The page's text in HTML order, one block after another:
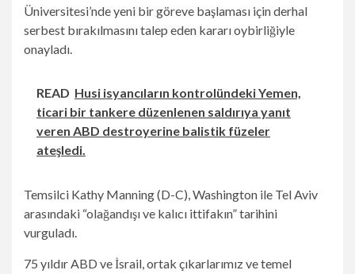
Üniversitesi’nde yeni bir göreve başlaması için derhal
serbest bırakılmasını talep eden kararı oybirliğiyle
onayladı.
READ Husi isyancıların kontrolündeki Yemen,
ticari bir tankere düzenlenen saldırıya yanıt
veren ABD destroyerine balistik füzeler
ateşledi.
Temsilci Kathy Manning (D-C), Washington ile Tel Aviv
arasındaki “olağandışı ve kalıcı ittifakın” tarihini
vurguladı.
75 yıldır ABD ve İsrail, ortak çıkarlarımız ve temel